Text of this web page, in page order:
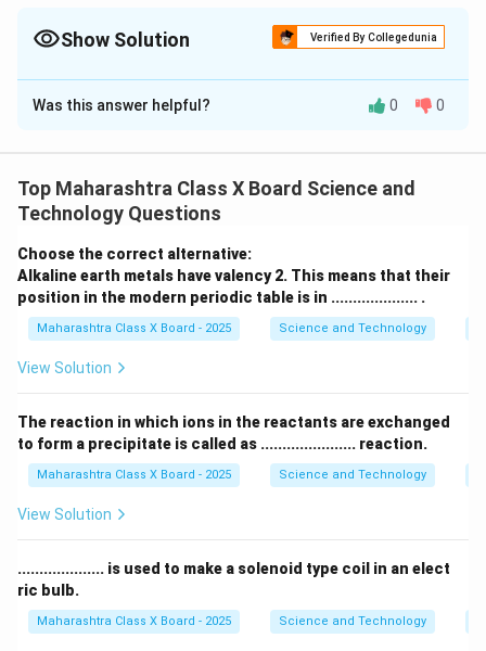
Show Solution Verified By Collegedunia
Solution and Explanation
Step 1: आकृतीचे निरीक्षण.
दिसतात, पण जवळच्या वस्तू स्पष्ट दिसतात.
हा दोष दोन प्रमुख कारणांनी होतो:
1. नेत्रगोलाचा लांबीने वाढ झाल्यामुळे.
2. डोळ्याच्या लेन्सची वक्रता वाढल्यामुळे.
यामुळे दूरच्या वस्तूंचे प्रकाशकिरण रेटिनाच्या पुढे एकवटतात.
हा दोषअवतल लेन्स(Concave Lens) वापरून दुरुस्त केला जातो.
अवतल लेन्स प्रकाशकिरणांना किंचित बाहेर पसरवते, ज्यामुळे ते
रेटिनावर अचूक केंद्रित होतात.
Step 4: आकृतीचे वर्णन.
रेटिनावर अचूक प्रतिमा तयार करतात, त्यामुळे व्यक्तीला दूरच्या वस्तू
स्पष्ट दिसतात.
Was this answer helpful? 0 0
Top Maharashtra Class X Board Science and
Technology Questions
Choose the correct alternative:
Alkaline earth metals have valency 2. This means that their
position in the modern periodic table is in .................... .
Maharashtra Class X Board - 2025 Science and Technology
View Solution
The reaction in which ions in the reactants are exchanged
to form a precipitate is called as ...................... reaction.
Maharashtra Class X Board - 2025 Science and Technology
View Solution
.................... is used to make a solenoid type coil in an elect
ric bulb.
Maharashtra Class X Board - 2025 Science and Technology